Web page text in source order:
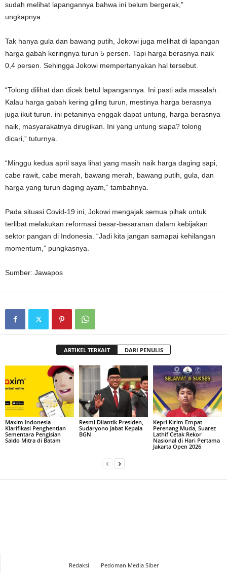
sudah melihat lapangannya bahwa ini belum bergerak,”
ungkapnya.
Tak hanya gula dan bawang putih, Jokowi juga melihat di lapangan
harga gabah keringnya turun 5 persen. Tapi harga berasnya naik
0,4 persen. Sehingga Jokowi mempertanyakan hal tersebut.
“Tolong dilihat dan dicek betul lapangannya. Ini pasti ada masalah.
Kalau harga gabah kering giling turun, mestinya harga berasnya
juga ikut turun. ini petaninya enggak dapat untung, harga berasnya
naik, masyarakatnya dirugikan. Ini yang untung siapa? tolong
dicari,” tuturnya.
“Minggu kedua april saya lihat yang masih naik harga daging sapi,
cabe rawit, cabe merah, bawang merah, bawang putih, gula, dan
harga yang turun daging ayam,” tambahnya.
Pada situasi Covid-19 ini, Jokowi mengajak semua pihak untuk
terlibat melakukan reformasi besar-besaranan dalam kebijakan
sektor pangan di Indonesia. “Jadi kita jangan samapai kehilangan
momentum,” pungkasnya.
Sumber: Jawapos
ARTIKEL TERKAIT DARI PENULIS
Maxim Indonesia
Klarifikasi Penghentian
Sementara Pengisian
Saldo Mitra di Batam
Resmi Dilantik Presiden,
Sudaryono Jabat Kepala
BGN
Kepri Kirim Empat
Perenang Muda, Suarez
Lathif Cetak Rekor
Nasional di Hari Pertama
Jakarta Open 2026
Redaksi Pedoman Media Siber